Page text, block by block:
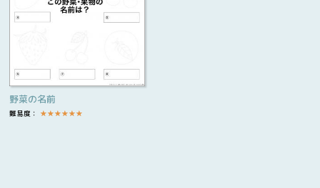
野菜の名前
難易度： ★★★★★★